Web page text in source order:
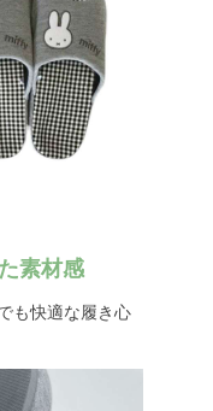
素材感
も快適な履き心